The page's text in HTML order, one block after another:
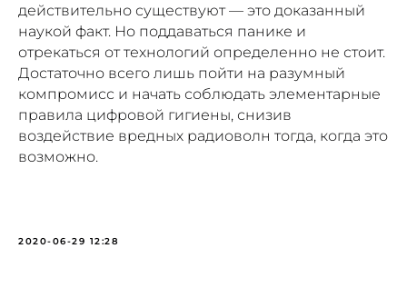
действительно существуют — это доказанный
наукой факт. Но поддаваться панике и
отрекаться от технологий определенно не стоит.
Достаточно всего лишь пойти на разумный
компромисс и начать соблюдать элементарные
правила цифровой гигиены, снизив
воздействие вредных радиоволн тогда, когда это
возможно.
2020-06-29 12:28
ПОЛЕЗНЫЕ МАТЕРИАЛЫ
И СКИДКИ ДЛЯ СВОИХ
Подписаться